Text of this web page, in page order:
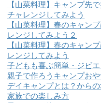
【山菜料理】キャンプ先
チャレンジしてみよう
【山菜料理】春のキャン
レンジしてみよう２
【山菜料理】春のキャン
レンジしてみよう
子どもも喜ぶ簡単・ジビ
親子で作ろうキャンプお
デイキャンプとは？から
家族での楽しみ方